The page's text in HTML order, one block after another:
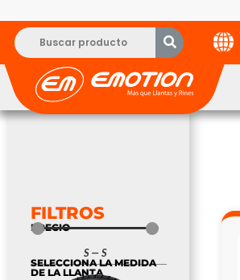
FILTROS
PRECIO
S —S
SELECCIONA LA MEDIDA
DE LA LLANTA